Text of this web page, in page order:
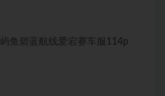
屿鱼碧蓝航线爱宕赛车服114p